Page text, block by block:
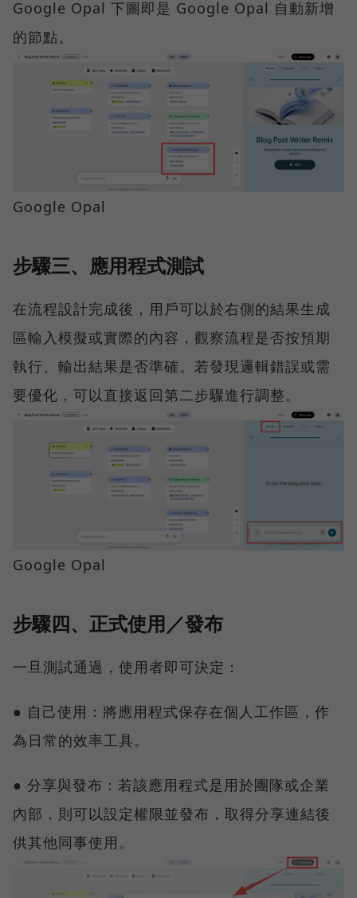
Google Opal 下圖即是 Google Opal 自動新增
的節點。
Google Opal
步驟三、應用程式測試
在流程設計完成後，用戶可以於右側的結果生成
區輸入模擬或實際的內容，觀察流程是否按預期
執行、輸出結果是否準確。若發現邏輯錯誤或需
要優化，可以直接返回第二步驟進行調整。
Google Opal
步驟四、正式使用／發布
一旦測試通過，使用者即可決定：
● 自己使用：將應用程式保存在個人工作區，作
為日常的效率工具。
● 分享與發布：若該應用程式是用於團隊或企業
內部，則可以設定權限並發布，取得分享連結後
供其他同事使用。